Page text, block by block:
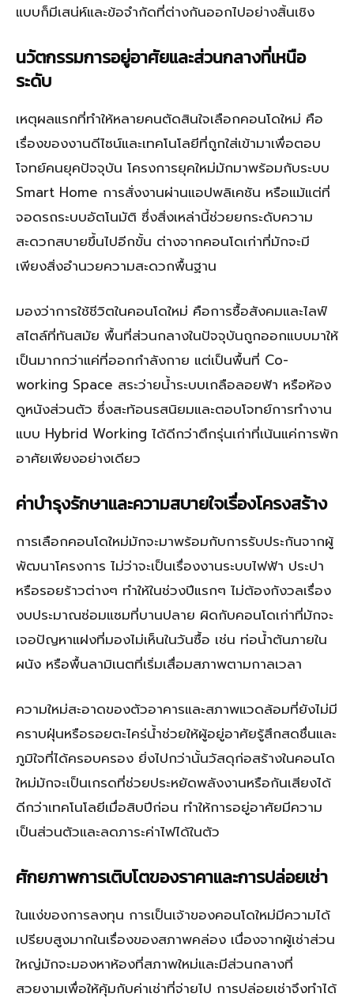
แบบก็มีเสน่ห์และข้อจำกัดที่ต่างกันออกไปอย่างสิ้นเชิง
นวัตกรรมการอยู่อาศัยและส่วนกลางที่เหนือ
ระดับ
เหตุผลแรกที่ทำให้หลายคนตัดสินใจเลือกคอนโดใหม่ คือ
เรื่องของงานดีไซน์และเทคโนโลยีที่ถูกใส่เข้ามาเพื่อตอบ
โจทย์คนยุคปัจจุบัน โครงการยุคใหม่มักมาพร้อมกับระบบ
Smart Home การสั่งงานผ่านแอปพลิเคชัน หรือแม้แต่ที่
จอดรถระบบอัตโนมัติ ซึ่งสิ่งเหล่านี้ช่วยยกระดับความ
สะดวกสบายขึ้นไปอีกขั้น ต่างจากคอนโดเก่าที่มักจะมี
เพียงสิ่งอำนวยความสะดวกพื้นฐาน
มองว่าการใช้ชีวิตในคอนโดใหม่ คือการซื้อสังคมและไลฟ์
สไตล์ที่ทันสมัย พื้นที่ส่วนกลางในปัจจุบันถูกออกแบบมาให้
เป็นมากกว่าแค่ที่ออกกำลังกาย แต่เป็นพื้นที่ Co-
working Space สระว่ายน้ำระบบเกลือลอยฟ้า หรือห้อง
ดูหนังส่วนตัว ซึ่งสะท้อนรสนิยมและตอบโจทย์การทำงาน
แบบ Hybrid Working ได้ดีกว่าตึกรุ่นเก่าที่เน้นแค่การพัก
อาศัยเพียงอย่างเดียว
ค่าบำรุงรักษาและความสบายใจเรื่องโครงสร้าง
การเลือกคอนโดใหม่มักจะมาพร้อมกับการรับประกันจากผู้
พัฒนาโครงการ ไม่ว่าจะเป็นเรื่องงานระบบไฟฟ้า ประปา
หรือรอยร้าวต่างๆ ทำให้ในช่วงปีแรกๆ ไม่ต้องกังวลเรื่อง
งบประมาณซ่อมแซมที่บานปลาย ผิดกับคอนโดเก่าที่มักจะ
เจอปัญหาแฝงที่มองไม่เห็นในวันซื้อ เช่น ท่อน้ำตันภายใน
ผนัง หรือพื้นลามิเนตที่เริ่มเสื่อมสภาพตามกาลเวลา
ความใหม่สะอาดของตัวอาคารและสภาพแวดล้อมที่ยังไม่มี
คราบฝุ่นหรือรอยตะไคร่น้ำช่วยให้ผู้อยู่อาศัยรู้สึกสดชื่นและ
ภูมิใจที่ได้ครอบครอง ยิ่งไปกว่านั้นวัสดุก่อสร้างในคอนโด
ใหม่มักจะเป็นเกรดที่ช่วยประหยัดพลังงานหรือกันเสียงได้
ดีกว่าเทคโนโลยีเมื่อสิบปีก่อน ทำให้การอยู่อาศัยมีความ
เป็นส่วนตัวและลดภาระค่าไฟได้ในตัว
ศักยภาพการเติบโตของราคาและการปล่อยเช่า
ในแง่ของการลงทุน การเป็นเจ้าของคอนโดใหม่มีความได้
เปรียบสูงมากในเรื่องของสภาพคล่อง เนื่องจากผู้เช่าส่วน
ใหญ่มักจะมองหาห้องที่สภาพใหม่และมีส่วนกลางที่
สวยงามเพื่อให้คุ้มกับค่าเช่าที่จ่ายไป การปล่อยเช่าจึงทำได้